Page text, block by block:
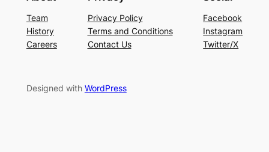
Team
History
Careers
Privacy Policy
Terms and Conditions
Contact Us
Facebook
Instagram
Twitter/X
Designed with WordPress